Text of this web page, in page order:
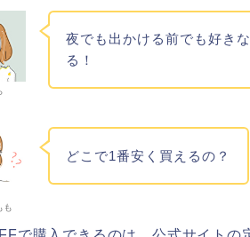
夜でも出かける前でも好き
る！
も
どこで1番安く買えるの？